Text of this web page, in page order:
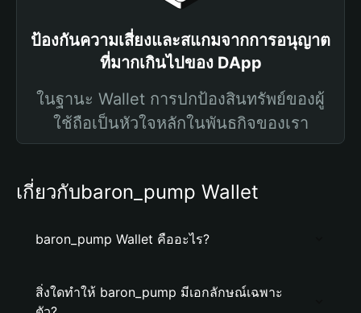
ป้องกันความเสี่ยงและสแกมจากการอนุญาต
ที่มากเกินไปของ DApp
ในฐานะ Wallet การปกป้องสินทรัพย์ของผู้
ใช้ถือเป็นหัวใจหลักในพันธกิจของเรา
เกี่ยวกับbaron_pump Wallet
baron_pump Wallet คืออะไร?
สิ่งใดทำให้ baron_pump มีเอกลักษณ์เฉพาะ